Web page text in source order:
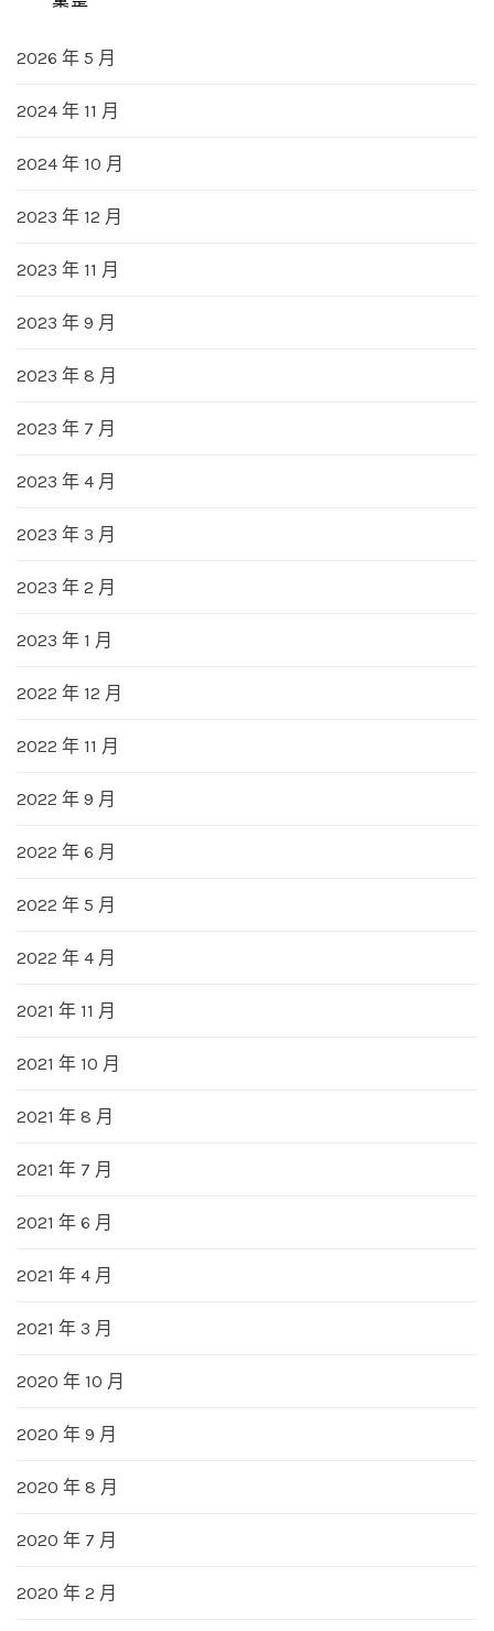
2026 年 5 月
2024 年 11 月
2024 年 10 月
2023 年 12 月
2023 年 11 月
2023 年 9 月
2023 年 8 月
2023 年 7 月
2023 年 4 月
2023 年 3 月
2023 年 2 月
2023 年 1 月
2022 年 12 月
2022 年 11 月
2022 年 9 月
2022 年 6 月
2022 年 5 月
2022 年 4 月
2021 年 11 月
2021 年 10 月
2021 年 8 月
2021 年 7 月
2021 年 6 月
2021 年 4 月
2021 年 3 月
2020 年 10 月
2020 年 9 月
2020 年 8 月
2020 年 7 月
2020 年 2 月